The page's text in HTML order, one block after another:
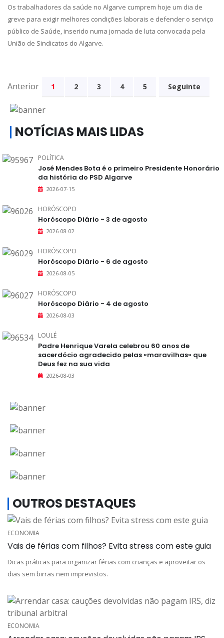
Os trabalhadores da saúde no Algarve cumprem hoje um dia de
greve para exigir melhores condições laborais e defender o serviço
público de Saúde, inserido numa jornada de luta convocada pela
União de Sindicatos do Algarve.
Anterior 1 2 3 4 5 Seguinte
NOTÍCIAS MAIS LIDAS
POLÍTICA
José Mendes Bota é o primeiro Presidente Honorário
da história do PSD Algarve
2026-07-15
HORÓSCOPO
Horóscopo Diário - 3 de agosto
2026-08-02
HORÓSCOPO
Horóscopo Diário - 6 de agosto
2026-08-05
HORÓSCOPO
Horóscopo Diário - 4 de agosto
2026-08-03
LOULÉ
Padre Henrique Varela celebrou 60 anos de
sacerdócio agradecido pelas «maravilhas» que
Deus fez na sua vida
2026-08-03
OUTROS DESTAQUES
ECONOMIA
Vais de férias com filhos? Evita stress com este guia
Dicas práticas para organizar férias com crianças e aproveitar os
dias sem birras nem imprevistos.
ECONOMIA